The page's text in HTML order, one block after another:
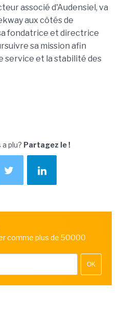
associé d'Audensiel, va
aux côtés de
fondatrice et directrice
sa mission afin
service et la stabilité des
plu? Partagez le !
comme plus de 50000
OK